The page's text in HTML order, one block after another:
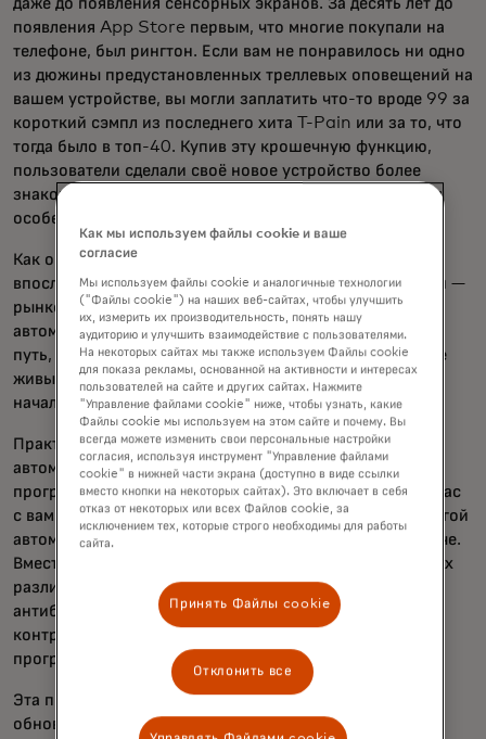
появления App Store первым, что многие покупали на
телефоне, был рингтон. Если вам не понравилось ни одно
из дюжины предустановленных треллевых оповещений на
вашем устройстве, вы могли заплатить что-то вроде 99 за
короткий сэмпл из последнего хита T-Pain или за то, что
тогда было в топ-40. Купив эту крошечную функцию,
пользователи сделали своё новое устройство более
знакомым и более точно адаптированным к их личным
особенностям.
Как оказалось, эти рингтоны открыли ворота в то, что
впоследствии стало индустрией мобильной коммерции —
рынком, оценивающийся втриллионы долларов. Хотя
автомобильной отрасли ещё предстоит пройти долгий
путь, прежде чем её цифровые рынки станут такими же
живыми, как мобильные устройства, инженеры уже
начали закладывать основу.
Практически каждый крупный производитель
автомобилей переходит к продаже так называемых
программно-определённых автомобилей (SDV). Для нас
с вами SDV выглядят и функционируют как любой другой
автомобиль, но внутри они работают совершенно иначе.
Вместо отдельных чипов и компонентов, определяющих
различные аспекты поведения автомобиля, таких как
антиблокировочная система тормозов или система
контроля тяги, всё в SDV определяется с помощью
программного обеспечения.
Эта программная система позволяет осуществлять
обновления по беспроводной сети (OTA), которые
Как мы используем файлы cookie и ваше
согласие
Мы используем файлы cookie и аналогичные технологии
("Файлы cookie") на наших веб-сайтах, чтобы улучшить
их, измерить их производительность, понять нашу
аудиторию и улучшить взаимодействие с пользователями.
На некоторых сайтах мы также используем Файлы cookie
для показа рекламы, основанной на активности и интересах
пользователей на сайте и других сайтах. Нажмите
"Управление файлами cookie" ниже, чтобы узнать, какие
Файлы cookie мы используем на этом сайте и почему. Вы
всегда можете изменить свои персональные настройки
согласия, используя инструмент "Управление файлами
cookie" в нижней части экрана (доступно в виде ссылки
вместо кнопки на некоторых сайтах). Это включает в себя
отказ от некоторых или всех Файлов cookie, за
исключением тех, которые строго необходимы для работы
сайта.
Принять Файлы cookie
Отклонить все